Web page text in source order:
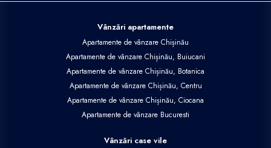
Vânzări apartamente
Apartamente de vânzare Chișinău
Apartamente de vânzare Chișinău, Buiucani
Apartamente de vânzare Chișinău, Botanica
Apartamente de vânzare Chișinău, Centru
Apartamente de vânzare Chișinău, Ciocana
Apartamente de vânzare Bucuresti
Vânzări case vile